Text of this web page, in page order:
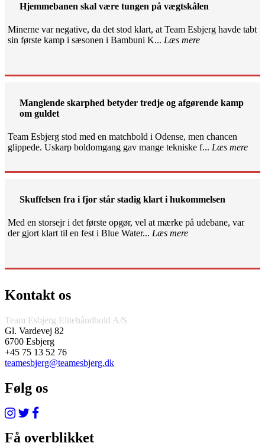
Hjemmebanen skal være tungen på vægtskålen
Minerne var negative, da det stod klart, at Team Esbjerg havde tabt
sin første kamp i sæsonen i Bambuni K... Læs mere
Manglende skarphed betyder tredje og afgørende kamp
om guldet
Team Esbjerg stod med en matchbold i Odense, men chancen
glippede. Uskarp boldomgang gav mange tekniske f... Læs mere
Skuffelsen fra i fjor står stadig klart i hukommelsen
Med en storsejr i det første opgør, vel at mærke på udebane, var
der gjort klart til en fest i Blue Water... Læs mere
Kontakt os
Team Esbjerg Elitehåndbold A/S
Gl. Vardevej 82
6700 Esbjerg
+45 75 13 52 76
teamesbjerg@teamesbjerg.dk
Følg os
Få overblikket